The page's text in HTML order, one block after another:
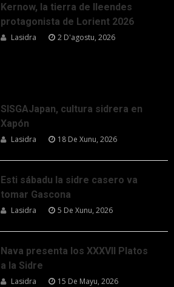
Kernow, la tierra de lleendes
protagonista de Lorient 2026
Lasidra 2 D'agostu, 2026
SISGAJapan, cultura sidrera en
Xapón
Lasidra 18 De Xunu, 2026
Esti sábadu la sidre casero va
tomar Gascona
Lasidra 5 De Xunu, 2026
Nava presenta los XXXVII Platos
a la Sidre
Lasidra 15 De Mayu, 2026